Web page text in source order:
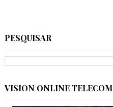
PESQUISAR
VISION ONLINE TELECOM